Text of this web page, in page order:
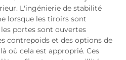
L'ingénierie de stabilité
lorsque les tiroirs sont
portes sont ouvertes
contrepoids et des options de
où cela est approprié. Ces